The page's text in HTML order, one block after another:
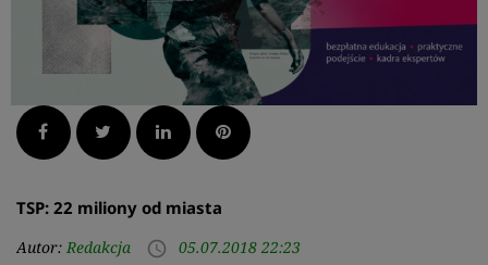
Facebook Twitter LinkedInPinterest
TSP: 22 miliony od miasta
Autor: Redakcja access_time 05.07.2018 22:23